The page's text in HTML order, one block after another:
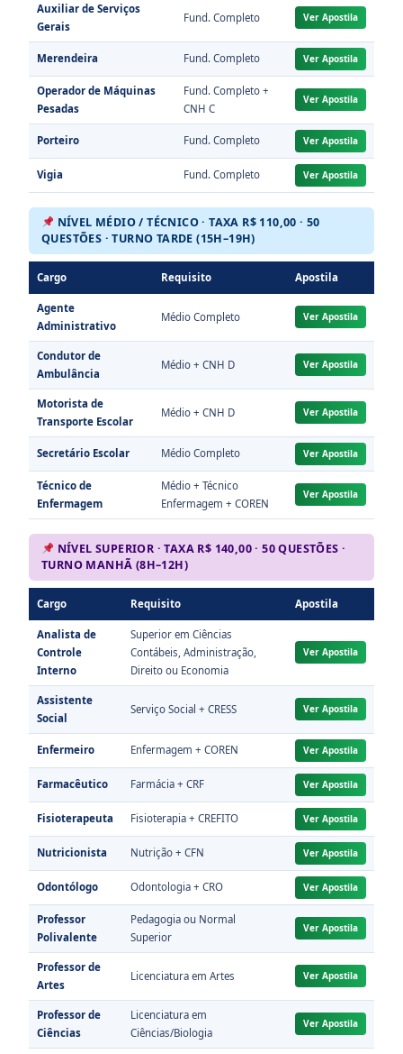
Auxiliar de Serviços
Gerais
Fund. Completo Ver Apostila
Merendeira Fund. Completo Ver Apostila
Operador de Máquinas
Pesadas
Fund. Completo +
CNH C
Ver Apostila
Porteiro Fund. Completo Ver Apostila
Vigia Fund. Completo Ver Apostila
NÍVEL MÉDIO / TÉCNICO · TAXA R$ 110,00 · 50
QUESTÕES · TURNO TARDE (15H–19H)
Cargo Requisito Apostila
Agente
Administrativo
Médio Completo Ver Apostila
Condutor de
Ambulância
Médio + CNH D Ver Apostila
Motorista de
Transporte Escolar
Médio + CNH D Ver Apostila
Secretário Escolar Médio Completo Ver Apostila
Técnico de
Enfermagem
Médio + Técnico
Enfermagem + COREN
Ver Apostila
NÍVEL SUPERIOR · TAXA R$ 140,00 · 50 QUESTÕES ·
TURNO MANHÃ (8H–12H)
Cargo Requisito Apostila
Analista de
Controle
Interno
Superior em Ciências
Contábeis, Administração,
Direito ou Economia
Ver Apostila
Assistente
Social
Serviço Social + CRESS Ver Apostila
Enfermeiro Enfermagem + COREN Ver Apostila
Farmacêutico Farmácia + CRF Ver Apostila
Fisioterapeuta Fisioterapia + CREFITO Ver Apostila
Nutricionista Nutrição + CFN Ver Apostila
Odontólogo Odontologia + CRO Ver Apostila
Professor
Polivalente
Pedagogia ou Normal
Superior
Ver Apostila
Professor de
Artes
Licenciatura em Artes Ver Apostila
Professor de
Ciências
Licenciatura em
Ciências/Biologia
Ver Apostila